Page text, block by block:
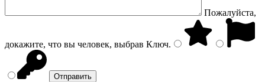
Пожалуйста,
докажите, что вы человек, выбрав Ключ.